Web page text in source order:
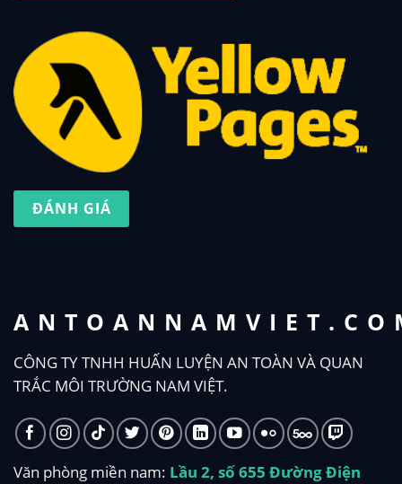
CÔNG TY TNHH HUẤN LUYỆN AN TOÀN VÀ QUAN
TRẮC MÔI TRƯỜNG NAM VIỆT.
Văn phòng miền nam: Lầu 2, số 655 Đường Điện
ĐÁNH GIÁ